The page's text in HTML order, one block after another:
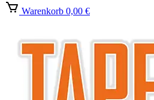
Warenkorb 0,00 €